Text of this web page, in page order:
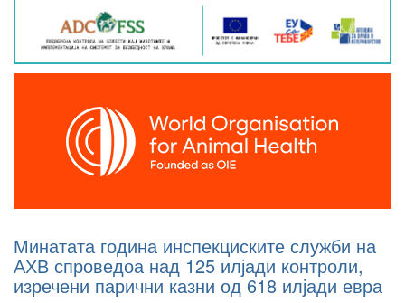
Минатата година инспекциските служби на
АХВ спроведоа над 125 илјади контроли,
изречени парични казни од 618 илјади евра